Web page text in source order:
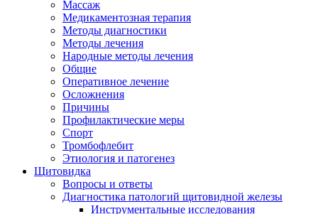
Массаж
Медикаментозная терапия
Методы диагностики
Методы лечения
Народные методы лечения
Общие
Оперативное лечение
Осложнения
Причины
Профилактические меры
Спорт
Тромбофлебит
Этиология и патогенез
Щитовидка
Вопросы и ответы
Диагностика патологий щитовидной железы
Инструментальные исследования